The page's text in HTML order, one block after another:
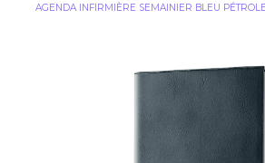
AGENDA INFIRMIÈRE SEMAINIER BLEU